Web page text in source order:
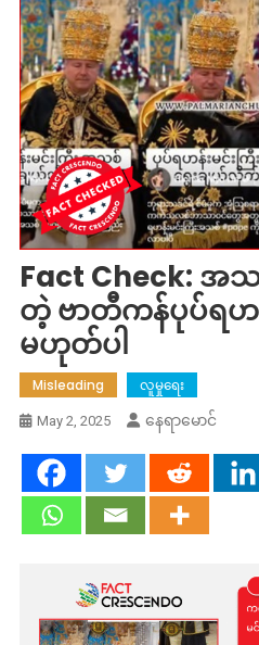
Fact Check: အ
တဲ့ ဗာတီကန်ပုပ်ရဟ
မဟုတ်ပါ
Misleading လူမှုရေး
May 2, 2025 နေရာမောင်